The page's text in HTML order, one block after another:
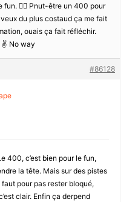
fun. 🤷‍♀️ Pnut-être un 400 pour
du plus costaud ça me fait
ouais ça fait réfléchir.
✌️ No way
#86128
400, c’est bien pour le fun,
la tête. Mais sur des pistes
pour pas rester bloqué,
clair. Enfin ça derpend